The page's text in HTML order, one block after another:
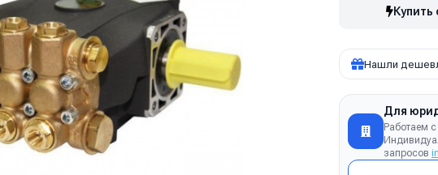
Купить
Нашли
Для
Работаем
запросов